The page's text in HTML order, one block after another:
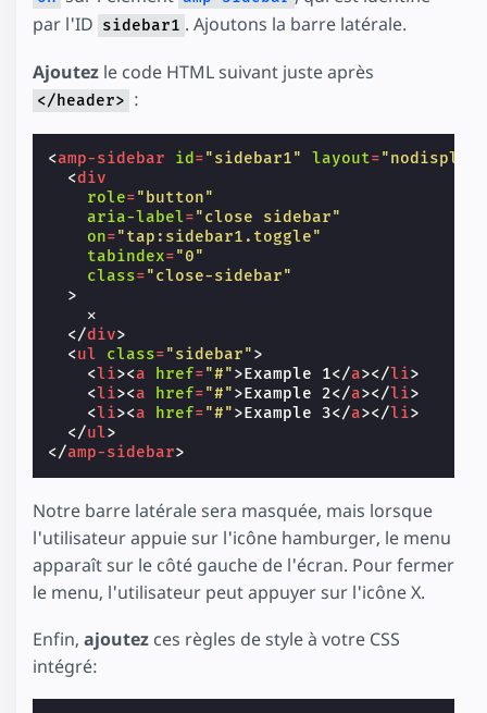
par l'ID sidebar1 . Ajoutons la barre latérale.
Ajoutez le code HTML suivant juste après
</header> :
<amp-sidebar id ="sidebar1" layout=
<div
role="button"
aria-label="close sidebar"
on="tap:sidebar1.toggle"
tabindex="0"
class="close-sidebar"
>
    ✕
</div>
<ul class="sidebar">
<li><a href="#">Example 1</a></li>
<li><a href="#">Example 2</a></li>
<li><a href="#">Example 3</a></li>
</ul>
</amp-sidebar>
Notre barre latérale sera masquée, mais lorsque
l'utilisateur appuie sur l'icône hamburger, le menu
apparaît sur le côté gauche de l'écran. Pour fermer
le menu, l'utilisateur peut appuyer sur l'icône X.
Enfin, ajoutez ces règles de style à votre CSS
intégré: